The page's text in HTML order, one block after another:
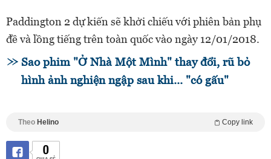
Paddington 2 dự kiến sẽ khởi chiếu với phiên bản phụ
đề và lồng tiếng trên toàn quốc vào ngày 12/01/2018.
Sao phim "Ở Nhà Một Mình" thay đổi, rũ bỏ
hình ảnh nghiện ngập sau khi... "có gấu"
Theo Helino Copy link
0